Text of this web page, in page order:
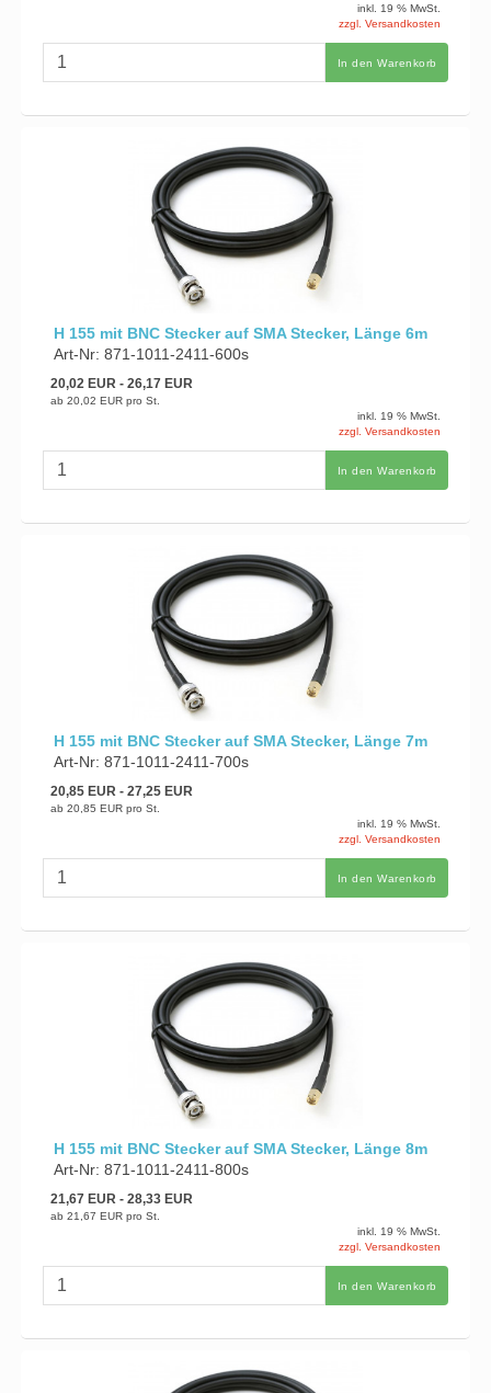
inkl. 19 % MwSt.
zzgl. Versandkosten
In den Warenkorb
H 155 mit BNC Stecker auf SMA Stecker, Länge 6m
Art-Nr: 871-1011-2411-600s
20,02 EUR- 26,17 EUR
ab 20,02 EUR pro St.
inkl. 19 % MwSt.
zzgl. Versandkosten
In den Warenkorb
H 155 mit BNC Stecker auf SMA Stecker, Länge 7m
Art-Nr: 871-1011-2411-700s
20,85 EUR- 27,25 EUR
ab 20,85 EUR pro St.
inkl. 19 % MwSt.
zzgl. Versandkosten
In den Warenkorb
H 155 mit BNC Stecker auf SMA Stecker, Länge 8m
Art-Nr: 871-1011-2411-800s
21,67 EUR- 28,33 EUR
ab 21,67 EUR pro St.
inkl. 19 % MwSt.
zzgl. Versandkosten
In den Warenkorb